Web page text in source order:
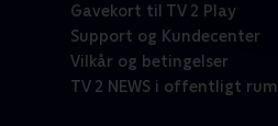
Gavekort til TV 2 Play
Support og Kundecenter
Vilkår og betingelser
TV 2 NEWS i offentligt rum